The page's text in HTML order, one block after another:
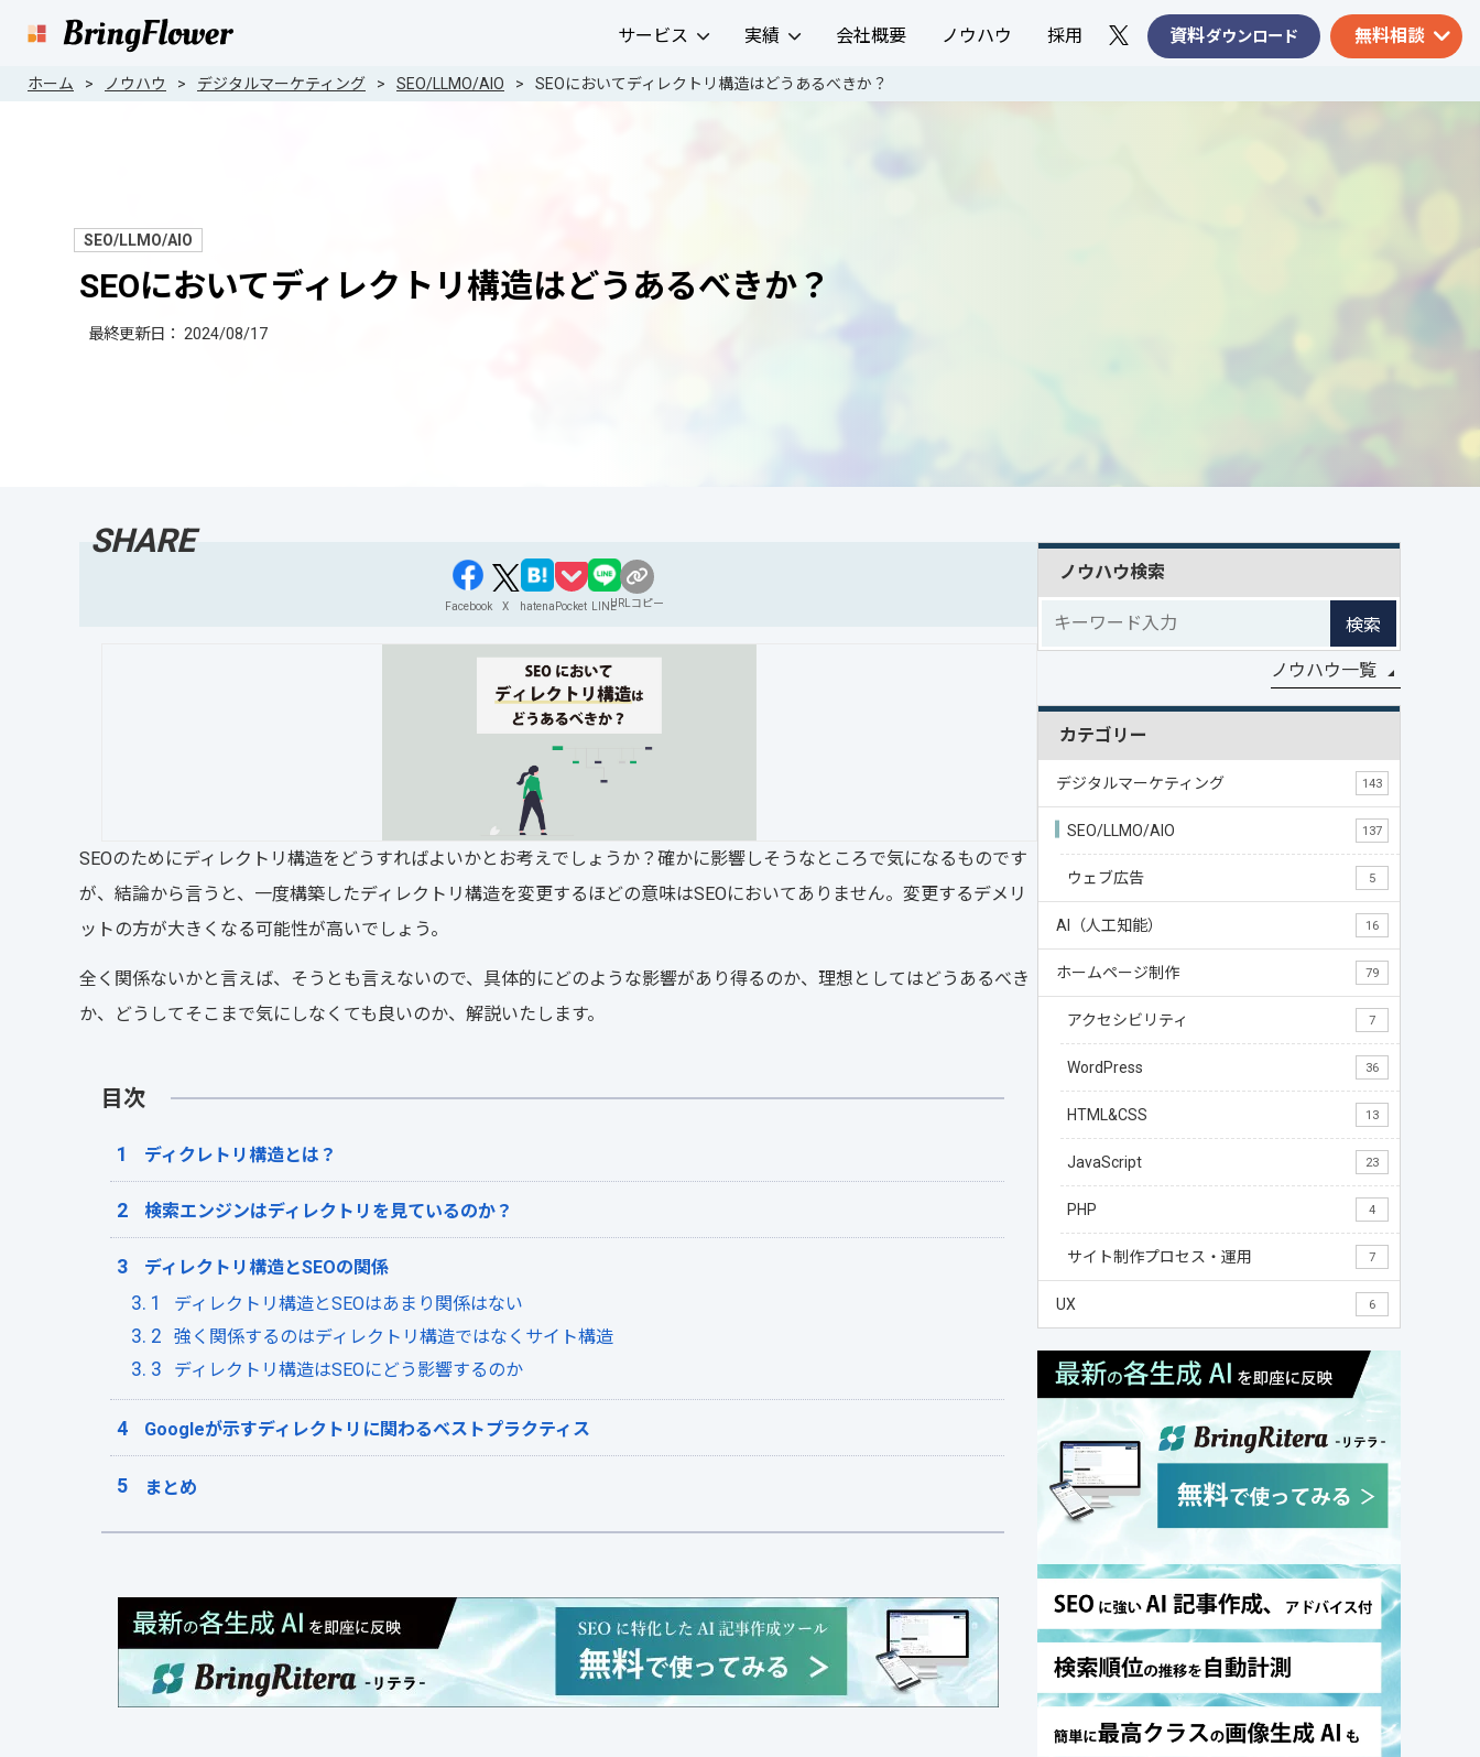
サービス 実績 会社概要 ノウハウ 採用 資料ダウンロード 無料相談
ホーム ノウハウ デジタルマーケティング SEO/LLMO/AIO SEOにおいてディレクトリ構造はどうあるべきか？
SEO/LLMO/AIO
SEOにおいてディレクトリ構造はどうあるべきか？
最終更新日： 2024/08/17
Facebook X hatena Pocket LINEURLコピー
SEOのためにディレクトリ構造をどうすればよいかとお考えでしょうか？確かに影響しそうなところで気になるものです
が、結論から言うと、一度構築したディレクトリ構造を変更するほどの意味はSEOにおいてありません。変更するデメリ
ットの方が大きくなる可能性が高いでしょう。
全く関係ないかと言えば、そうとも言えないので、具体的にどのような影響があり得るのか、理想としてはどうあるべき
か、どうしてそこまで気にしなくても良いのか、解説いたします。
目次
ディクレトリ構造とは？
検索エンジンはディレクトリを見ているのか？
ディレクトリ構造とSEOの関係
ディレクトリ構造とSEOはあまり関係はない
強く関係するのはディレクトリ構造ではなくサイト構造
ディレクトリ構造はSEOにどう影響するのか
Googleが示すディレクトリに関わるベストプラクティス
まとめ
ノウハウ検索
検索
ノウハウ一覧
カテゴリー
デジタルマーケティング 143
SEO/LLMO/AIO 137
ウェブ広告 5
AI（人工知能） 16
ホームページ制作 79
アクセシビリティ 7
WordPress 36
HTML&CSS 13
JavaScript 23
PHP 4
サイト制作プロセス・運用 7
UX 6